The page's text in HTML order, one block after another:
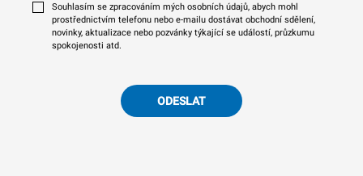
Souhlasím se zpracováním mých osobních údajů, abych mohl
prostřednictvím telefonu nebo e-mailu dostávat obchodní sdělení,
novinky, aktualizace nebo pozvánky týkající se událostí, průzkumu
spokojenosti atd.
ODESLAT